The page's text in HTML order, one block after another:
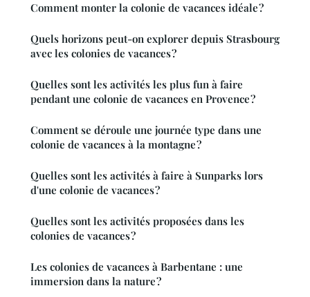
Comment monter la colonie de vacances idéale ?
Quels horizons peut-on explorer depuis Strasbourg
avec les colonies de vacances ?
Quelles sont les activités les plus fun à faire
pendant une colonie de vacances en Provence ?
Comment se déroule une journée type dans une
colonie de vacances à la montagne ?
Quelles sont les activités à faire à Sunparks lors
d'une colonie de vacances ?
Quelles sont les activités proposées dans les
colonies de vacances ?
Les colonies de vacances à Barbentane : une
immersion dans la nature ?